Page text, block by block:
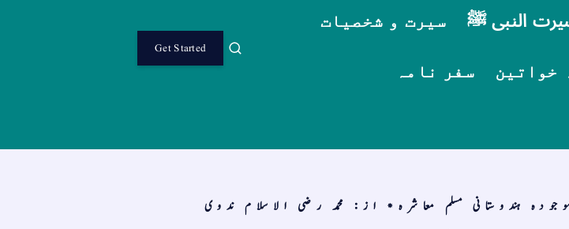
النبی ﷺ سیرت و شخصیات
خواتین سفر نامہ
Get Started
مسلم معاشرہ* از: محمد رضی الاسلام ندوی